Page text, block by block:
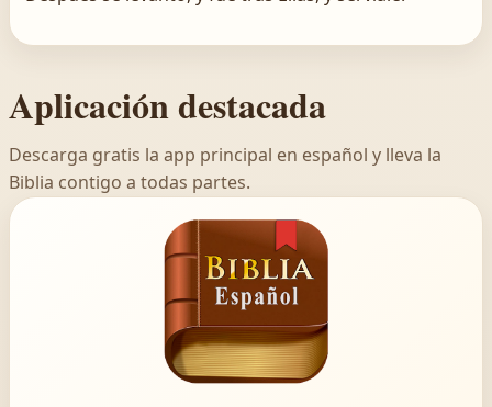
Aplicación destacada
Descarga gratis la app principal en español y lleva la
Biblia contigo a todas partes.